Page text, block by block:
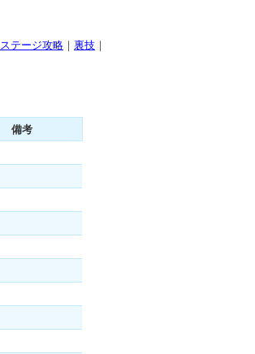
ステージ攻略 ｜ 裏技 ｜
備考